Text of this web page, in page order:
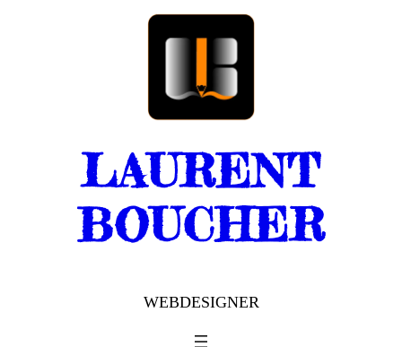
LAURENT
BOUCHER
WEBDESIGNER